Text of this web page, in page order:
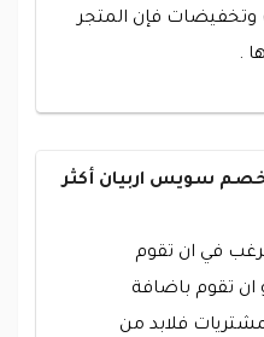
فإن المتجر
.
سويس اربيان أكثر
في ان تقوم
ان تقوم باضافة
فلابد من